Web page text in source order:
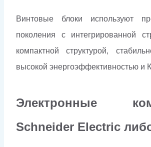
Винтовые блоки используют
поколения с интегрированной
компактной структурой,
высокой энергоэффективностью и
Электронные
Schneider Electriс